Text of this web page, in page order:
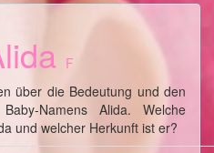
F
über die Bedeutung und den
Namens Alida. Welche
und welcher Herkunft ist er?